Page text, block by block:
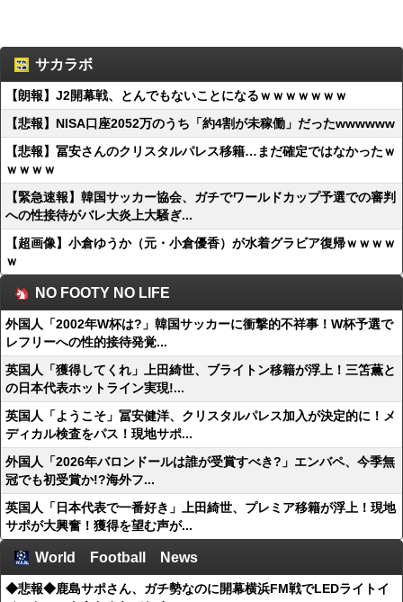
サカラボ
【朗報】J2開幕戦、とんでもないことになるｗｗｗｗｗｗｗ
【悲報】NISA口座2052万のうち「約4割が未稼働」だったwwwwww
【悲報】冨安さんのクリスタルパレス移籍…まだ確定ではなかったｗ
ｗｗｗｗ
【緊急速報】韓国サッカー協会、ガチでワールドカップ予選での審判
への性接待がバレ大炎上大騒ぎ...
【超画像】小倉ゆうか（元・小倉優香）が水着グラビア復帰ｗｗｗｗ
ｗ
NO FOOTY NO LIFE
外国人「2002年W杯は?」韓国サッカーに衝撃的不祥事！W杯予選で
レフリーへの性的接待発覚...
英国人「獲得してくれ」上田綺世、ブライトン移籍が浮上！三笘薫と
の日本代表ホットライン実現!...
英国人「ようこそ」冨安健洋、クリスタルパレス加入が決定的に！メ
ディカル検査をパス！現地サポ...
外国人「2026年バロンドールは誰が受賞すべき?」エンバペ、今季無
冠でも初受賞か!?海外フ...
英国人「日本代表で一番好き」上田綺世、プレミア移籍が浮上！現地
サポが大興奮！獲得を望む声が...
World Football News
◆悲報◆鹿島サポさん、ガチ勢なのに開幕横浜FM戦でLEDライトイ